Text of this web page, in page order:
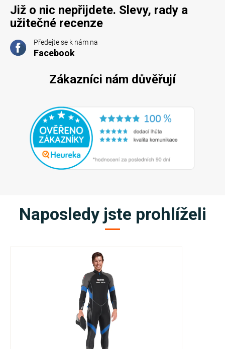
Již o nic nepřijdete. Slevy, rady a
užitečné recenze
Předejte se k nám na
Facebook
Zákazníci nám důvěřují
Naposledy jste prohlíželi